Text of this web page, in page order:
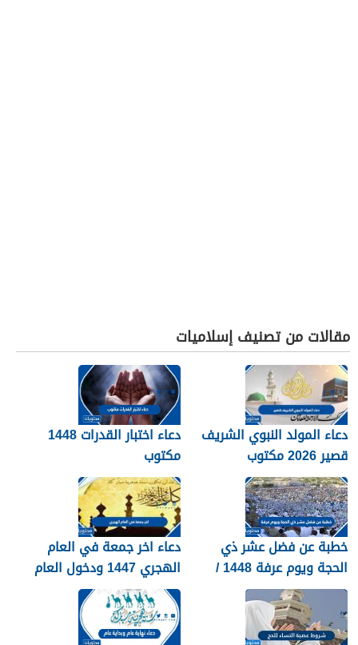
مقالات من تصنيف إسلاميات
دعاء المولد النبوي الشريف
قصير 2026 مكتوب
دعاء اختبار القدرات 1448
مكتوب
خطبة عن فضل عشر ذي
الحجة ويوم عرفة 1448 /
2026
دعاء اخر جمعة في العام
الهجري 1447 ودخول العام
الجديد 1448